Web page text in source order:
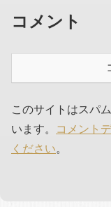
コメント
このサイトはスパ
います。
コメント
ください。